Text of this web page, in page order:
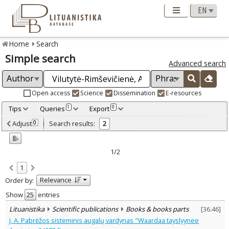
Home Search
Simple search Advanced search
Open access Science Dissemination E-resources
Tips Queries 1 Export 0
Adjusted by criteria 0
Year
Refine
Scientific publications
Document Type:
Books & books parts
Subject area
Linguistics
Adjust 0 Search results: 2
1/2
1
Order by:
Relevance
Show
entries
Lituanistika
Scientific publications Books & books parts [36.46]
J. A. Pabrėžos sisteminis augalų vardynas "Waardaa tayslyynee